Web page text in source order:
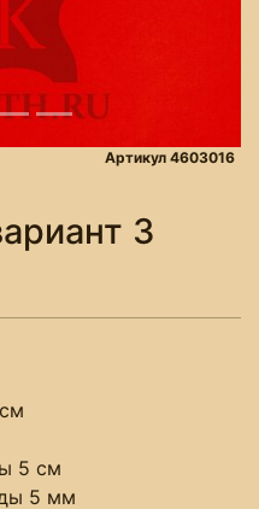
Артикул 4603016
3
5 см
5 мм